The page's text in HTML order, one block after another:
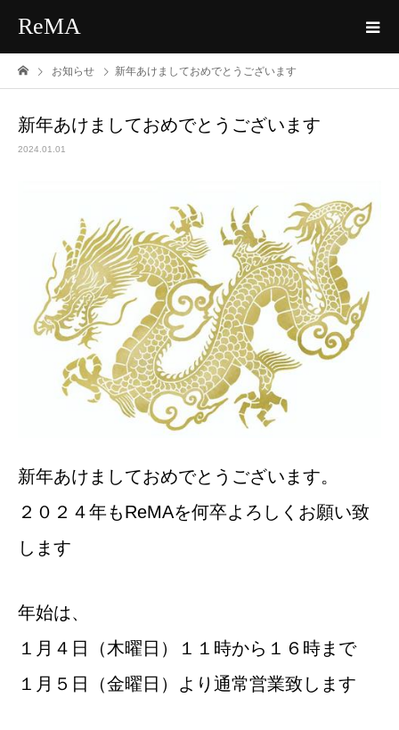
ReMA
お知らせ 新年あけましておめでとうございます
新年あけましておめでとうございます
2024.01.01
新年あけましておめでとうございます。
２０２４年もReMAを何卒よろしくお願い致
します
年始は、
１月４日（木曜日）１１時から１６時まで
１月５日（金曜日）より通常営業致します